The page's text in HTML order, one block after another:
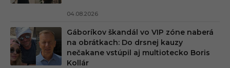
04.08.2026
Gáboríkov škandál vo VIP zóne naberá
na obrátkach: Do drsnej kauzy
nečakane vstúpil aj multiotecko Boris
Kollár